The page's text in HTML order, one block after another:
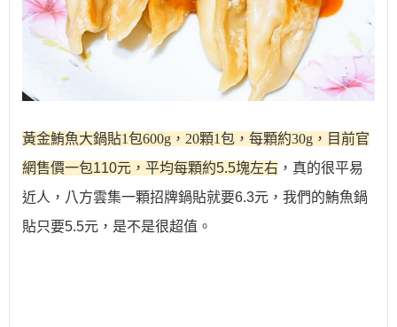
黃金鮪魚大鍋貼1包600g，20顆1包，每顆約30g， 目前官
網售價一包110元，平均每顆約5.5塊左右 ，真的很平易
近人，八方雲集一顆招牌鍋貼就要6.3元，我們的鮪魚鍋
貼只要5.5元，是不是很超值。